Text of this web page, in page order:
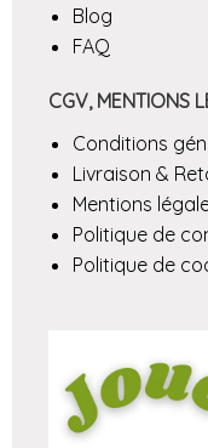
Blog
FAQ
CGV, MENTIONS
Conditions
Livraison &
Mentions
Politique de
Politique de